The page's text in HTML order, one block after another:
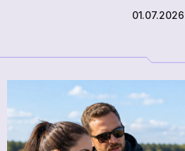
Курси
Новини
Про нас
Контакти
01.07.2026